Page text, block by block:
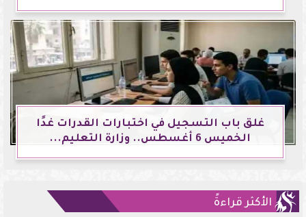
غلق باب التسجيل في اختبارات القدرات غدًا
الخميس 6 أغسطس.. وزارة التعليم...
الأكثر قراءةً